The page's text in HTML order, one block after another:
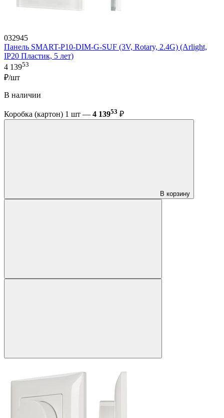
032945
Панель SMART-P10-DIM-G-SUF (3V, Rotary, 2.4G) (Arlight,
IP20 Пластик, 5 лет)
4 13953
₽/шт
В наличии
Коробка (картон) 1 шт — 4 13953 ₽
В корзину